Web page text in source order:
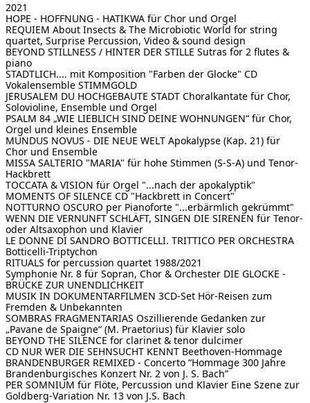
2021
HOPE - HOFFNUNG - HATIKWA für Chor und Orgel
REQUIEM About Insects & The Microbiotic World for string
quartet, Surprise Percussion, Video & sound design
BEYOND STILLNESS / HINTER DER STILLE Sutras for 2 flutes &
piano
STADTLICH.... mit Komposition "Farben der Glocke" CD
Vokalensemble STIMMGOLD
JERUSALEM DU HOCHGEBAUTE STADT Choralkantate für Chor,
Solovioline, Ensemble und Orgel
PSALM 84 „WIE LIEBLICH SIND DEINE WOHNUNGEN“ für Chor,
Orgel und kleines Ensemble
MUNDUS NOVUS - DIE NEUE WELT Apokalypse (Kap. 21) für
Chor und Ensemble
MISSA SALTERIO "MARIA" für hohe Stimmen (S-S-A) und Tenor-
Hackbrett
TOCCATA & VISION für Orgel "...nach der apokalyptik"
MOMENTS OF SILENCE CD"Hackbrett in Concert"
NOTTURNO OSCURO per Pianoforte "...erbärmlich gekrümmt"
WENN DIE VERNUNFT SCHLÄFT, SINGEN DIE SIRENEN für Tenor-
oder Altsaxophon und Klavier
LE DONNE DI SANDRO BOTTICELLI. TRITTICO PER ORCHESTRA
Botticelli-Triptychon
RITUALS for percussion quartet 1988/2021
Symphonie Nr. 8 für Sopran, Chor & Orchester DIE GLOCKE -
BRÜCKE ZUR UNENDLICHKEIT
MUSIK IN DOKUMENTARFILMEN 3CD-Set Hör-Reisen zum
Fremden & Unbekannten
SOMBRAS FRAGMENTARIAS Oszillierende Gedanken zur
„Pavane de Spaigne“ (M. Praetorius) für Klavier solo
BEYOND THE SILENCE for clarinet & tenor dulcimer
CD NUR WER DIE SEHNSUCHT KENNT Beethoven-Hommage
BRANDENBURGER REMIXED - Concerto “Hommage 300 Jahre
Brandenburgisches Konzert Nr. 2 von J. S. Bach”
PER SOMNIUM für Flöte, Percussion und Klavier Eine Szene zur
Goldberg-Variation Nr. 13 von J.S. Bach